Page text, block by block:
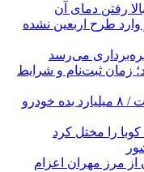
رفتن دمای آن
وارد طرح اربعین نشده
می‌رسد
زمان ثبت‌نام و شرایط
کاسبی خارج‌نشین‌ها با سهمیه اقامت / ۸ میلیارد بده خودرو
را مختل کرد
از مرز مهران اعزام